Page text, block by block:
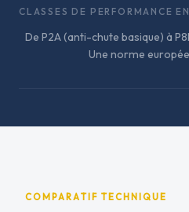
CLASSES DE PERFORMANCE
De P2A (anti-chute basique) à
Une norme
COMPARATIF TECHNIQUE